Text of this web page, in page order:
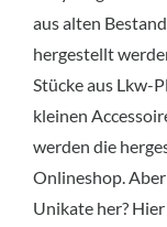
aus alten
hergestellt
Stücke aus Lkw-
kleinen
werden die
Onlineshop.
Unikate her?